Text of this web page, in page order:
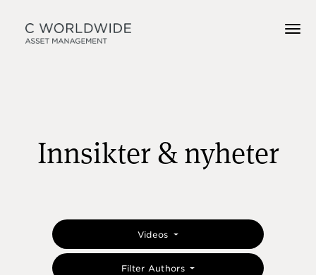
Innsikter & nyheter
Videos
Filter Authors